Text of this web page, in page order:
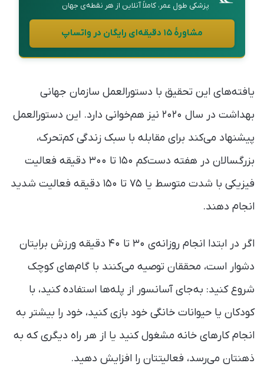
پزشکی طول عمر، کاملاً آنلاین از هر نقطه‌ی جهان
مشاورهٔ ۱۵ دقیقه‌ای رایگان در واتساپ
یافته‌های این تحقیق با دستورالعمل سازمان جهانی
بهداشت در سال ۲۰۲۰ نیز هم‌خوانی دارد. این دستورالعمل
پیشنهاد می‌کند برای مقابله با سبک زندگی کم‌تحرک،
بزرگسالان در هفته دست‌کم ۱۵۰ تا ۳۰۰ دقیقه فعالیت
فیزیکی با شدت متوسط یا ۷۵ تا ۱۵۰ دقیقه فعالیت شدید
انجام دهند.
اگر در ابتدا انجام روزانه‌ی ۳۰ تا ۴۰ دقیقه ورزش برایتان
دشوار است، محققان توصیه می‌کنند با گام‌های کوچک
شروع کنید: به‌جای آسانسور از پله‌ها استفاده کنید، با
کودکان یا حیوانات خانگی خود بازی کنید، خود را بیشتر به
انجام کارهای خانه مشغول کنید یا از هر راه دیگری که به
ذهنتان می‌رسد، فعالیتتان را افزایش دهید.